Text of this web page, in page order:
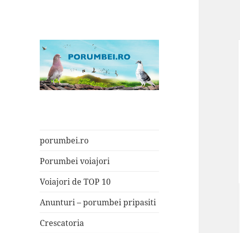
porumbei.ro
Porumbei voiajori
Voiajori de TOP 10
Anunturi – porumbei pripasiti
Crescatoria